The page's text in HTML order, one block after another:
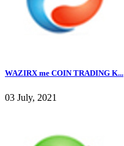
WAZIRX me COIN TRADING K...
03 July, 2021